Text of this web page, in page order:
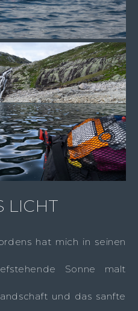
LICHT
hat mich in seinen
Sonne malt
und das sanfte